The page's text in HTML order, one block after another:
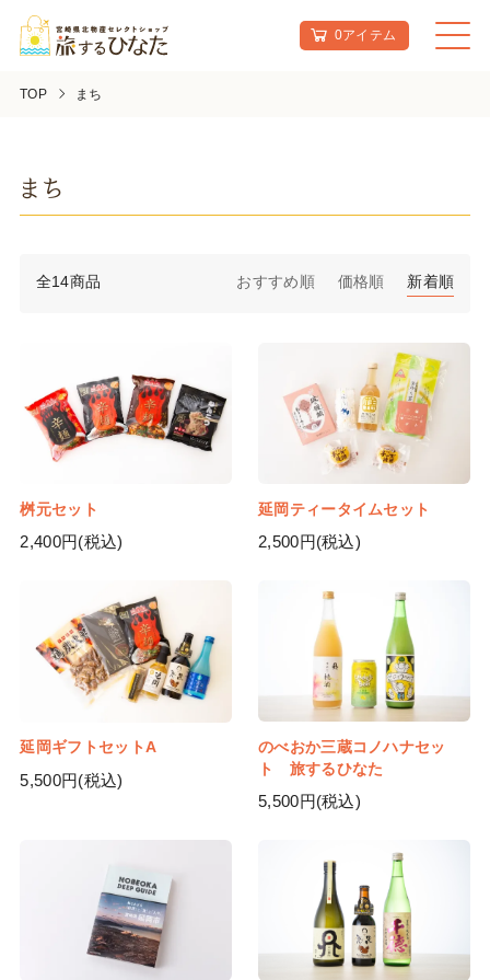
0アイテム
TOP まち
まち
全14商品 おすすめ順 価格順 新着順
桝元セット
2,400円(税込)
延岡ティータイムセット
2,500円(税込)
延岡ギフトセットA
5,500円(税込)
のべおか三蔵コノハナセッ
ト 旅するひなた
5,500円(税込)